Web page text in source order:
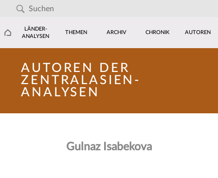
LÄNDER-
ANALYSEN
THEMEN ARCHIV CHRONIK AUTOREN
AUTOREN DER
ZENTRALASIEN-
ANALYSEN
Gulnaz Isabekova